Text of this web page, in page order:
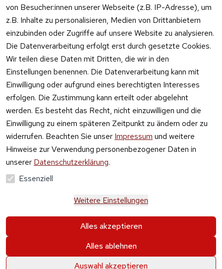
von Besucher:innen unserer Webseite (z.B. IP-Adresse), um
z.B. Inhalte zu personalisieren, Medien von Drittanbietern
einzubinden oder Zugriffe auf unsere Website zu analysieren.
Die Datenverarbeitung erfolgt erst durch gesetzte Cookies.
Wir teilen diese Daten mit Dritten, die wir in den
Einstellungen benennen. Die Datenverarbeitung kann mit
Einwilligung oder aufgrund eines berechtigten Interesses
erfolgen. Die Zustimmung kann erteilt oder abgelehnt
werden. Es besteht das Recht, nicht einzuwilligen und die
Einwilligung zu einem späteren Zeitpunkt zu ändern oder zu
widerrufen. Beachten Sie unser Impressum und weitere
Hinweise zur Verwendung personenbezogener Daten in
unserer Datenschutzerklärung.
Essenziell
Weitere Einstellungen
Alles akzeptieren
Alles ablehnen
Auswahl akzeptieren
Vertrag
widerrufen
Alle Preise verstehen sich inkl. der gesetzlichen
Krause & Sohn GmbH Kaufbacher Ring 2 01723
Wilsdruff OT Kesselsdorf